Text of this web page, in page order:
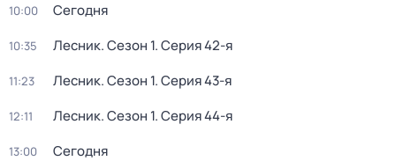
10:00 Сегодня
10:35 Лесник. Сезон 1. Серия 42-я
11:23 Лесник. Сезон 1. Серия 43-я
12:11 Лесник. Сезон 1. Серия 44-я
13:00 Сегодня